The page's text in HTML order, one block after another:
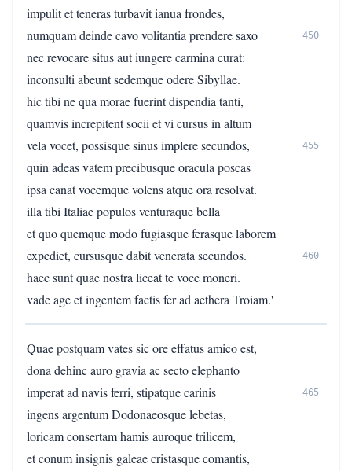
impulit et teneras turbavit ianua frondes,
numquam deinde cavo volitantia prendere saxo
450
nec revocare situs aut iungere carmina curat:
inconsulti abeunt sedemque odere Sibyllae.
hic tibi ne qua morae fuerint dispendia tanti,
quamvis increpitent socii et vi cursus in altum
vela vocet, possisque sinus implere secundos,
455
quin adeas vatem precibusque oracula poscas
ipsa canat vocemque volens atque ora resolvat.
illa tibi Italiae populos venturaque bella
et quo quemque modo fugiasque ferasque laborem
expediet, cursusque dabit venerata secundos.
460
haec sunt quae nostra liceat te voce moneri.
vade age et ingentem factis fer ad aethera Troiam.'
Quae postquam vates sic ore effatus amico est,
dona dehinc auro gravia ac secto elephanto
imperat ad navis ferri, stipatque carinis
465
ingens argentum Dodonaeosque lebetas,
loricam consertam hamis auroque trilicem,
et conum insignis galeae cristasque comantis,